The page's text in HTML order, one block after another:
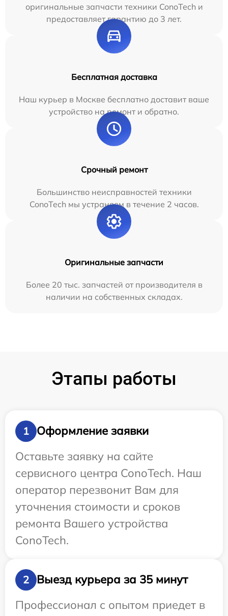
оригинальные запчасти техники ConoTech и
предоставляет гарантию до 3 лет.
Бесплатная доставка
Наш курьер в Москве бесплатно доставит ваше
устройство на ремонт и обратно.
Срочный ремонт
Большинство неисправностей техники
ConoTech мы устраняем в течение 2 часов.
Оригинальные запчасти
Более 20 тыс. запчастей от производителя в
наличии на собственных складах.
Этапы работы
1
Оформление заявки
Оставьте заявку на сайте
сервисного центра ConoTech. Наш
оператор перезвонит Вам для
уточнения стоимости и сроков
ремонта Вашего устройства
ConoTech.
2
Выезд курьера за 35 минут
Профессионал с опытом приедет в